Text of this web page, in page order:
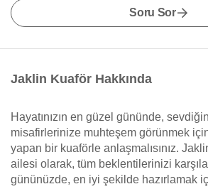
Soru Sor
Jaklin Kuaför Hakkında
Hayatınızın en güzel gününde,
misafirlerinize muhteşem görünmek
yapan bir kuaförle anlaşmalısınız.
ailesi olarak, tüm beklentilerinizi
gününüzde, en iyi şekilde hazırlamak